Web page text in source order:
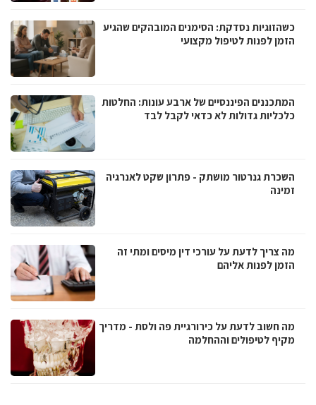
כשהזוגיות נסדקת: הסימנים המובהקים שהגיע
הזמן לפנות לטיפול מקצועי
המתכננים הפיננסיים של ארבע עונות: החלטות
כלכליות גדולות לא כדאי לקבל לבד
השכרת גנרטור מושתק - פתרון שקט לאנרגיה
זמינה
מה צריך לדעת על עורכי דין מיסים ומתי זה
הזמן לפנות אליהם
מה חשוב לדעת על כירורגיית פה ולסת - מדריך
מקיף לטיפולים וההחלמה